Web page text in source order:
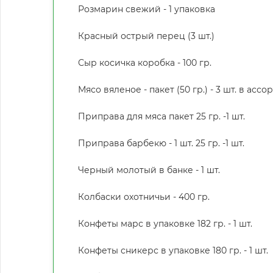
Розмарин свежий - 1 упаковка
Красный острый перец (3 шт.)
Сыр косичка коробка - 100 гр.
Мясо вяленое - пакет (50 гр.) - 3 шт. в
Приправа для мяса пакет 25 гр. -1 шт.
Приправа барбекю - 1 шт. 25 гр. -1 шт.
Черный молотый в банке - 1 шт.
Колбаски охотничьи - 400 гр.
Конфеты марс в упаковке 182 гр. - 1 шт.
Конфеты сникерс в упаковке 180 гр. - 1 шт.